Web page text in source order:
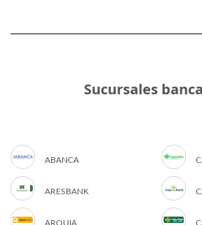
Sucursales
ABANCA
ARESBANK
ARQUIA